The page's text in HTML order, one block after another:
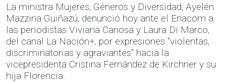
La ministra Mujeres, Géneros y Diversidad, Ayelén
Mazzina Guiñazú, denunció hoy ante el Enacom a
las periodistas Viviana Canosa y Laura Di Marco,
del canal La Nación+, por expresiones "violentas,
discriminatorias y agraviantes" hacia la
vicepresidenta Cristina Fernández de Kirchner y su
hija Florencia.